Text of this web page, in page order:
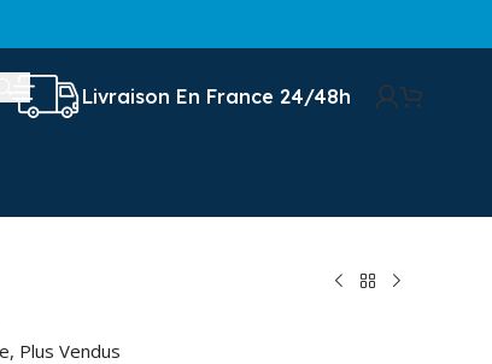
Livraison En France 24/48h
, Plus Vendus